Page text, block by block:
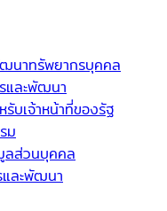
นาทรัพยากรบุคคล
และพัฒนา
บเจ้าหน้าที่ของรัฐ
ม
ลส่วนบุคคล
และพัฒนา